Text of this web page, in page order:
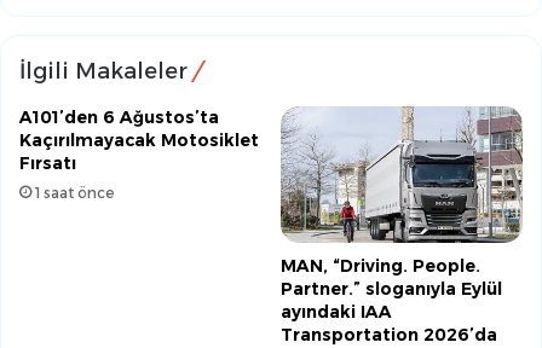
İlgili Makaleler
A101’den 6 Ağustos’ta
Kaçırılmayacak Motosiklet
Fırsatı
1 saat önce
MAN, “Driving. People.
Partner.” sloganıyla Eylül
ayındaki IAA
Transportation 2026’da